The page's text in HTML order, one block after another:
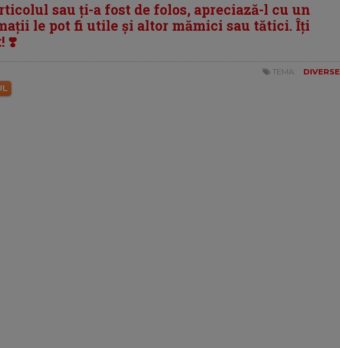
sau ți-a fost de folos, apreciază-l cu un
le pot fi utile și altor mămici sau tătici. Îți
❣️
TEMA: DIVERSE